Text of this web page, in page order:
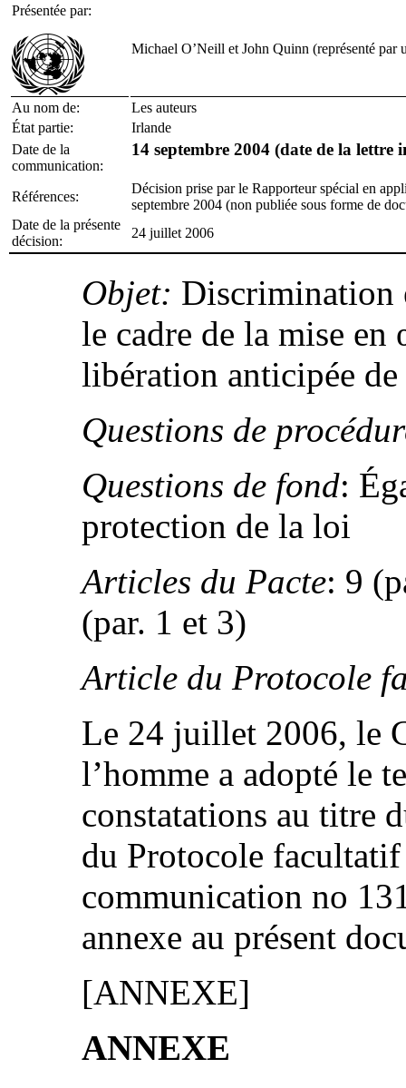
Présentée par:
Michael O’Neill et John Quinn (représenté
Au nom de:
Les auteurs
État partie:
Irlande
Date de la
communication:
14 septembre 2004 (date de la lettre
Références:
Décision prise par le Rapporteur spécial en
septembre 2004 (non publiée sous forme de
Date de la présente
décision:
24 juillet 2006
Objet: Discrimination
le cadre de la mise
libération anticipée
Questions de
Questions de fond:
protection de la loi
Articles du Pacte: 9
(par. 1 et 3)
Article du Protocole
Le 24 juillet 2006, le
l’homme a adopté le
constatations au titre
du Protocole
communication no
annexe au présent
[ANNEXE]
ANNEXE